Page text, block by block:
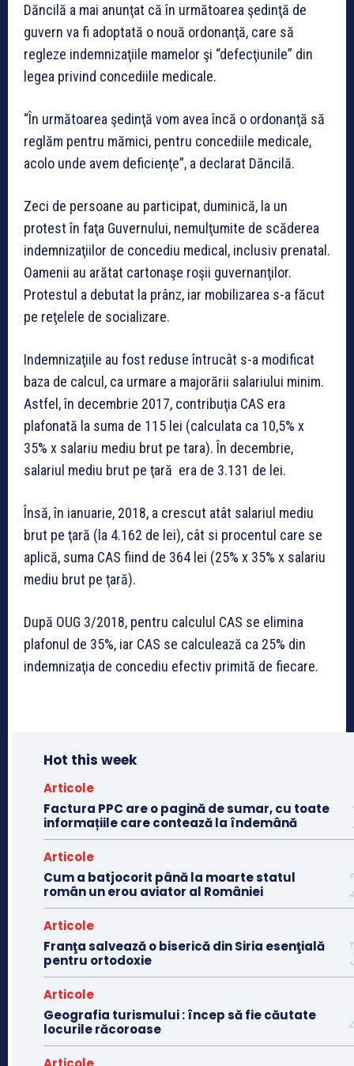
Dăncilă a mai anunţat că în următoarea şedinţă de
guvern va fi adoptată o nouă ordonanţă, care să
regleze indemnizaţiile mamelor şi “defecţiunile” din
legea privind concediile medicale.
“În următoarea şedinţă vom avea încă o ordonanţă să
reglăm pentru mămici, pentru concediile medicale,
acolo unde avem deficienţe”, a declarat Dăncilă.
Zeci de persoane au participat, duminică, la un
protest în faţa Guvernului, nemulţumite de scăderea
indemnizaţiilor de concediu medical, inclusiv prenatal.
Oamenii au arătat cartonaşe roşii guvernanţilor.
Protestul a debutat la prânz, iar mobilizarea s-a făcut
pe reţelele de socializare.
Indemnizaţiile au fost reduse întrucât s-a modificat
baza de calcul, ca urmare a majorării salariului minim.
Astfel, în decembrie 2017, contribuţia CAS era
plafonată la suma de 115 lei (calculata ca 10,5% x
35% x salariu mediu brut pe tara). În decembrie,
salariul mediu brut pe ţară era de 3.131 de lei.
Însă, în ianuarie, 2018, a crescut atât salariul mediu
brut pe ţară (la 4.162 de lei), cât si procentul care se
aplică, suma CAS fiind de 364 lei (25% x 35% x salariu
mediu brut pe ţară).
După OUG 3/2018, pentru calculul CAS se elimina
plafonul de 35%, iar CAS se calculează ca 25% din
indemnizaţia de concediu efectiv primită de fiecare.
Hot this week
Articole
Factura PPC are o pagină de sumar, cu toate
informațiile care contează la îndemână
Articole
Cum a batjocorit până la moarte statul
român un erou aviator al României
Articole
Franţa salvează o biserică din Siria esenţială
pentru ortodoxie
Articole
Geografia turismului : încep să fie căutate
locurile răcoroase